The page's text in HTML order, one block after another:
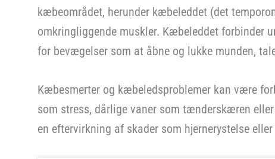
kæbeområdet, herunder kæbeleddet (det
omkringliggende muskler. Kæbeleddet forbinder
for bevægelser som at åbne og lukke munden,
Kæbesmerter og kæbeledsproblemer kan være
som stress, dårlige vaner som tænderskæren
en eftervirkning af skader som hjernerystelse